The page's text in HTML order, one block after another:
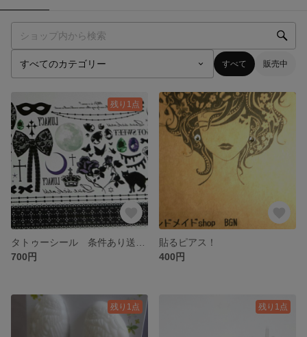
すべて 販売中
残り1点
700円
貼るピアス！
400円
残り1点 残り1点